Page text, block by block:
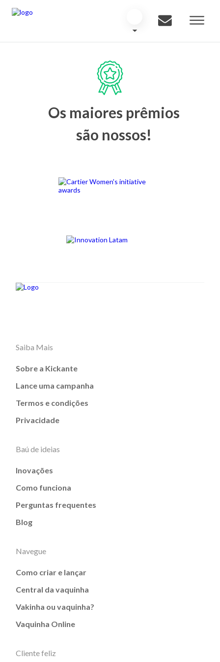
Os maiores prêmios
são nossos!
Saiba Mais
Sobre a Kickante
Lance uma campanha
Termos e condições
Privacidade
Baú de ideias
Inovações
Como funciona
Perguntas frequentes
Blog
Navegue
Como criar e lançar
Central da vaquinha
Vakinha ou vaquinha?
Vaquinha Online
Cliente feliz